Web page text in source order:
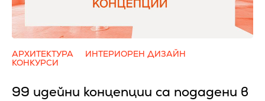
АРХИТЕКТУРА
ИНТЕРИОРЕН ДИЗАЙН
КОНКУРСИ
99 идейни концепции са подадени в